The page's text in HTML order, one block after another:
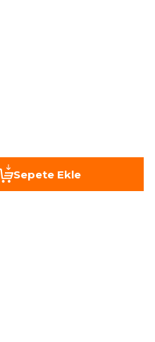
Sepete Ekle